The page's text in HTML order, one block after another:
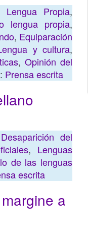
Lengua Propia,
lengua propia,
, Equiparación
y cultura,
, Opinión del
Prensa escrita
Desaparición del
, Lenguas
de las lenguas
escrita
a